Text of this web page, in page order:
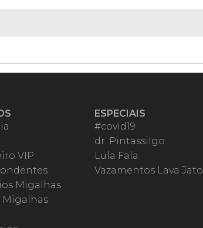
VIP
Migalhas
Migalhas
ESPECIAIS
#covid19
dr. Pintassilgo
Lula Fala
Vazamentos Lava Jato